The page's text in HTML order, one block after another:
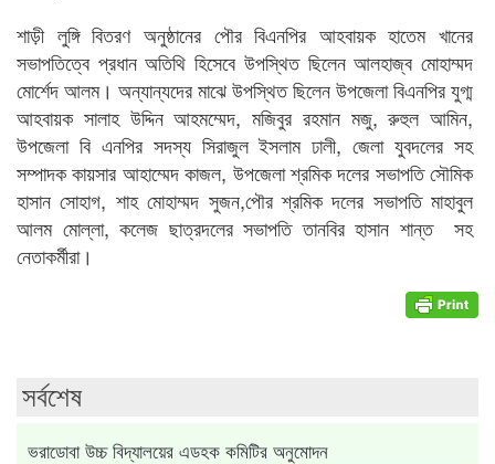
শাড়ী লুঙ্গি বিতরণ অনুষ্ঠানের পৌর বিএনপির আহবায়ক হাতেম খানের
সভাপতিত্বে প্রধান অতিথি হিসেবে উপস্থিত ছিলেন আলহাজ্ব মোহাম্মদ
মোর্শেদ আলম। অন্যান্যদের মাঝে উপস্থিত ছিলেন উপজেলা বিএনপির যুগ্ম
আহবায়ক সালাহ উদ্দিন আহমম্মেদ, মজিবুর রহমান মজু, রুহুল আমিন,
উপজেলা বি এনপির সদস্য সিরাজুল ইসলাম ঢালী, জেলা যুবদলের সহ
সম্পাদক কায়সার আহাম্মেদ কাজল, উপজেলা শ্রমিক দলের সভাপতি সৌমিক
হাসান সোহাগ, শাহ মোহাম্মদ সুজন,পৌর শ্রমিক দলের সভাপতি মাহাবুল
আলম মোল্লা, কলেজ ছাত্রদলের সভাপতি তানবির হাসান শান্ত সহ
নেতাকর্মীরা।
সর্বশেষ
ভরাডোবা উচ্চ বিদ্যালয়ের এডহক কমিটির অনুমোদন